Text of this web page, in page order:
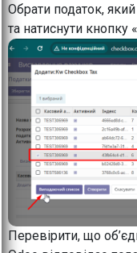
Обрати податок,
та натиснути
Перевірити, що